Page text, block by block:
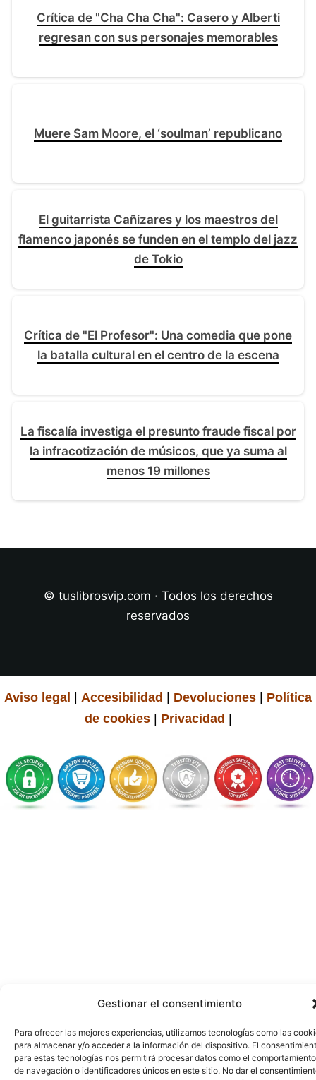
Gestionar el consentimiento
Para ofrecer las mejores experiencias, utilizamos tecnologías como las
para almacenar y/o acceder a la información del dispositivo. El
para estas tecnologías nos permitirá procesar datos como el comportamiento
de navegación o identificadores únicos en este sitio. No dar el
Crítica de "Cha Cha Cha": Casero y Alberti
regresan con sus personajes memorables
Muere Sam Moore, el ‘soulman’ republicano
El guitarrista Cañizares y los maestros del
flamenco japonés se funden en el templo del jazz
de Tokio
Crítica de "El Profesor": Una comedia que pone
la batalla cultural en el centro de la escena
La fiscalía investiga el presunto fraude fiscal por
la infracotización de músicos, que ya suma al
menos 19 millones
© tuslibrosvip.com · Todos los derechos
reservados
Aviso legal | Accesibilidad | Devoluciones | Política
de cookies| Privacidad |